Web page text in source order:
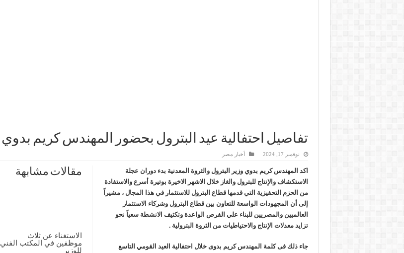
تفاصيل احتفالية عيد البترول بحضور المهندس كريم بدوي
نوفمبر 17, 2024 أخبار مصر
مقالات مشابهة
الاستغناء عن ثلاث
موظفين في المكتب الفني
للوزير
اكد المهندس كريم بدوي وزير البترول والثروة المعدنية بدء دوران عجلة
الاستكشاف والإنتاج للبترول والغاز خلال الاشهر الاخيرة بوتيرة أسرع والاستفادة
من الحزم التحفيزية التي قدمها قطاع البترول للاستثمار في هذا المجال ، مشيراً
إلى أن المجهودات الواسعة للتعاون بين قطاع البترول وشركاء الاستثمار
العالميين والمصريين للبناء علي الفرص الواعدة وتكثيف الانشطة سعياً نحو
تزايد معدلات الإنتاج والاحتياطيات من الثروة البترولية .
جاء ذلك فى كلمة المهندس كريم بدوى خلال احتفالية العيد القومي التاسع